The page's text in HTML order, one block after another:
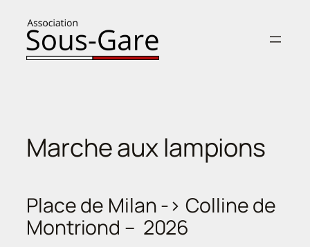
contenu
Marche aux lampions
Place de Milan -> Colline de
Montriond – 2026